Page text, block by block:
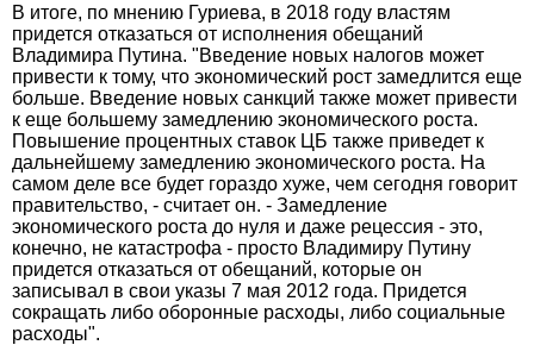
В итоге, по мнению Гуриева, в 2018 году властям
придется отказаться от исполнения обещаний
Владимира Путина. "Введение новых налогов может
привести к тому, что экономический рост замедлится еще
больше. Введение новых санкций также может привести
к еще большему замедлению экономического роста.
Повышение процентных ставок ЦБ также приведет к
дальнейшему замедлению экономического роста. На
самом деле все будет гораздо хуже, чем сегодня говорит
правительство, - считает он. - Замедление
экономического роста до нуля и даже рецессия - это,
конечно, не катастрофа - просто Владимиру Путину
придется отказаться от обещаний, которые он
записывал в свои указы 7 мая 2012 года. Придется
сокращать либо оборонные расходы, либо социальные
расходы".